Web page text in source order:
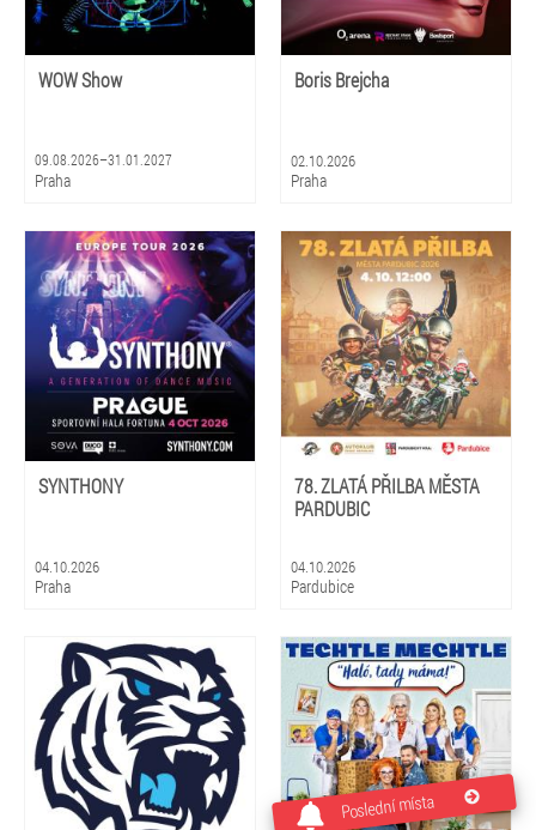
WOW Show
09.08.2026–31.01.2027
Praha
Boris Brejcha
02.10.2026
Praha
SYNTHONY
04.10.2026
Praha
78. ZLATÁ PŘILBA MĚSTA
PARDUBIC
04.10.2026
Pardubice
Poslední místa